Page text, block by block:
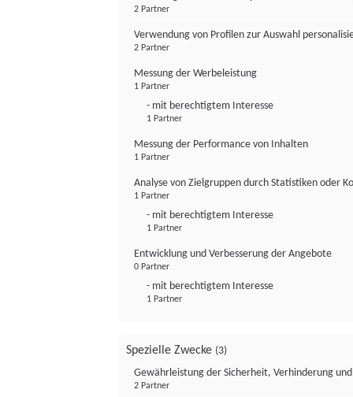
2 Partner
Verwendung von Profilen zur Auswahl
2 Partner
Messung der Werbeleistung
1 Partner
- mit berechtigtem Interesse
1 Partner
Messung der Performance von Inhalten
1 Partner
Analyse von Zielgruppen durch Statistiken oder
1 Partner
- mit berechtigtem Interesse
1 Partner
Entwicklung und Verbesserung der Angebote
0 Partner
- mit berechtigtem Interesse
1 Partner
Spezielle Zwecke (3)
Gewährleistung der Sicherheit, Verhinderung
2 Partner